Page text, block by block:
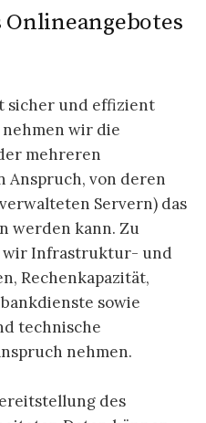
sicher und effizient
wir die
mehreren
Anspruch, von deren
Servern) das
werden kann. Zu
wir Infrastruktur- und
Rechenkapazität,
sowie
technische
nehmen.
des